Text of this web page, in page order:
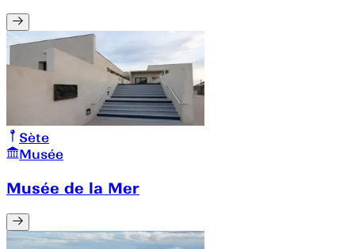
Sète
Musée
Musée de la Mer